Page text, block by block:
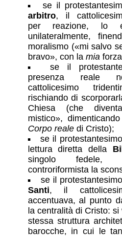
se il
arbitro, il
per reazione, lo
unilateralmente,
moralismo («mi salvo
bravo», con la miaforza
se il
presenza reale
cattolicesimo
rischiando di
Chiesa (che
mistico ,
Corpo realedi Cristo);
se il
lettura diretta della
singolo fedele,
controriformista la
se il
Santi, il
accentuava, al punto
la centralità di Cristo:
stessa struttura
barocche, in cui le